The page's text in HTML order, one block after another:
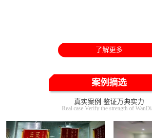
了解更多
案例摘选
真实案例 鉴证万典实力
Real case Verify the strength of